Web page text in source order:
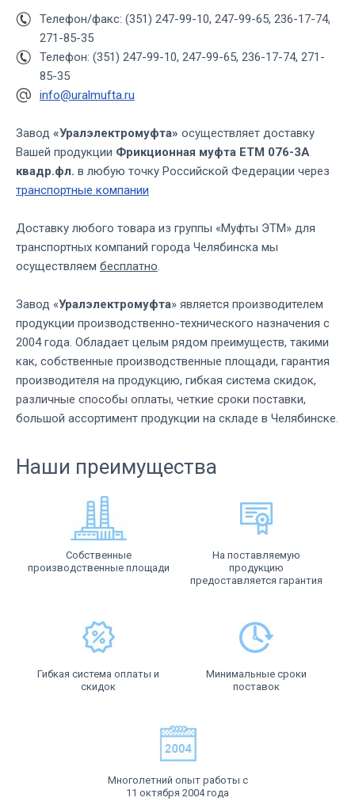
Телефон/факс: (351) 247-99-10, 247-99-65, 236-17-74,
271-85-35
Телефон: (351) 247-99-10, 247-99-65, 236-17-74, 271-
85-35
info@uralmufta.ru
Завод «Уралэлектромуфта» осуществляет доставку
Вашей продукции Фрикционная муфта ЕТМ 076-3А
квадр.фл. в любую точку Российской Федерации через
транспортные компании
Доставку любого товара из группы «Муфты ЭТМ» для
транспортных компаний города Челябинска мы
осуществляем бесплатно.
Завод «Уралэлектромуфта» является производителем
продукции производственно-технического назначения с
2004 года. Обладает целым рядом преимуществ, такими
как, собственные производственные площади, гарантия
производителя на продукцию, гибкая система скидок,
различные способы оплаты, четкие сроки поставки,
большой ассортимент продукции на складе в Челябинске.
Наши преимущества
Собственные
производственные площади
На поставляемую
продукцию
предоставляется гарантия
Гибкая система оплаты и
скидок
Минимальные сроки
поставок
Многолетний опыт работы с
11 октября 2004 года